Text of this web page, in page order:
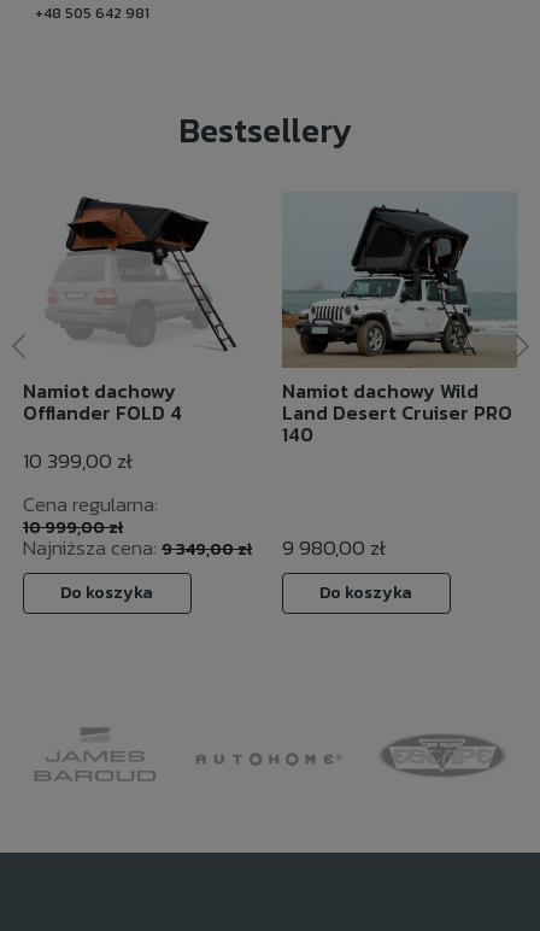
+48 505 642 981
Bestsellery
Namiot dachowy
Offlander FOLD 4
10 399,00 zł
Cena regularna:
10 999,00 zł
Najniższa cena: 9 349,00 zł
Do koszyka
Namiot dachowy Wild
Land Desert Cruiser PRO
140
9 980,00 zł
Do koszyka